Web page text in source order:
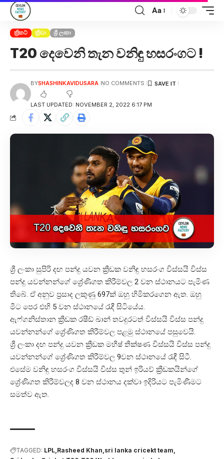
Aa
ක්‍රිකට් ක්‍රීඩා ශ්‍රී ලංකා
T20 දෙවෙනි තැන වනිඳු හසරංගට !
LAST UPDATED: NOVEMBER 2, 2022 6:17 PM
BYSHASHINKAVIDUSARA NO COMMENTS
ශ්‍රී ලංකා සුපිරි දඟ පන්දු යවන ක්‍රීඩක වනිඳු හසරංග විස්සයි විස්ස
පන්දු යවන්නන්ගේ ශ්‍රේණිගත කිරීම්වල 2 වන ස්ථානයට පැමිණ
තිබේ. ඒ අනුව ප්‍රසාද ලකුණු 697ක් ඔහු හිමිකරගෙන ඇත. ඔහු
මීට පෙර එහි 5 වන ස්ථානයේ රැඳී සිටියේය.
ඇෆ්ගනිස්තාන ක්‍රීඩක රෂීඩ් ඛාන් තවදුරටත් විස්සයි විස්ස පන්දු
යවන්නන්ගේ ශ්‍රේණිගත කිරීම්වල පළමු ස්ථානයේ පසුවෙයි.
ශ්‍රී ලංකා දඟ පන්දු යවන ක්‍රීඩක මහීෂ් තීක්ෂණ විස්සයි විස්ස පන්දු
යවන්නන්ගේ ශ්‍රේණිගත කිරීම්වල 9වන ස්ථානයේ රැඳී සිටී.
එසේම වනිඳු හසරංග විස්සයි විස්ස තුන් ඉරියව් ක්‍රීඩකයින්ගේ
ශ්‍රේණිගත කිරීම්වලද 8 වන ස්ථානය දක්වා ඉදිරියට පැමිණීමට
සමත්ව ඇත.
TAGGED: LPL Rasheed Khan sri lanka cricekt team